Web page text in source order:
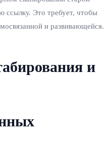
ссылку. Это требует, чтобы
и развивающейся.
и